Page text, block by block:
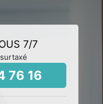
7/7
76 16